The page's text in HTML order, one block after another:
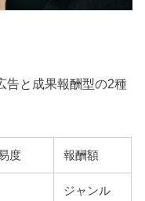
告と成果報酬型の2種
度 報酬額
ジャンル